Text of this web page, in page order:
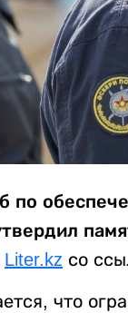
по
Liter.kz со
что